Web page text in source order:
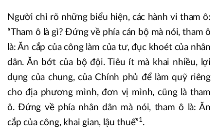
Người chỉ rõ những biểu hiện, các hành vi tham ô:
“Tham ô là gì? Đứng về phía cán bộ mà nói, tham ô
là: Ăn cắp của công làm của tư, đục khoét của nhân
dân. Ăn bớt của bộ đội. Tiêu ít mà khai nhiều, lợi
dụng của chung, của Chính phủ để làm quỹ riêng
cho địa phương mình, đơn vị mình, cũng là tham
ô. Đứng về phía nhân dân mà nói, tham ô là: Ăn
cắp của công, khai gian, lậu thuế”1.